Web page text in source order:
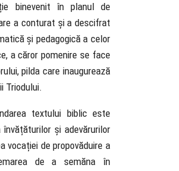
binevenit în planul de
a conturat și a descifrat
și pedagogică a celor
a căror pomenire se face
pilda care inaugurează
Triodului.
textului biblic este
și adevărurilor
vocației de propovăduire a
de a semăna în